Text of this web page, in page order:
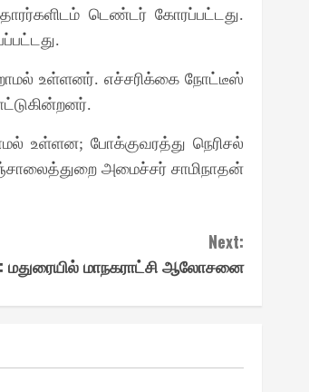
டெண்டர் கோரப்பட்டது.
.
உள்ளனர்.எச்சரிக்கை நோட்டீஸ்
.
உள்ளன;போக்குவரத்து நெரிசல்
அமைச்சர் சாமிநாதன்
Next:
மாநகராட்சி ஆலோசனை